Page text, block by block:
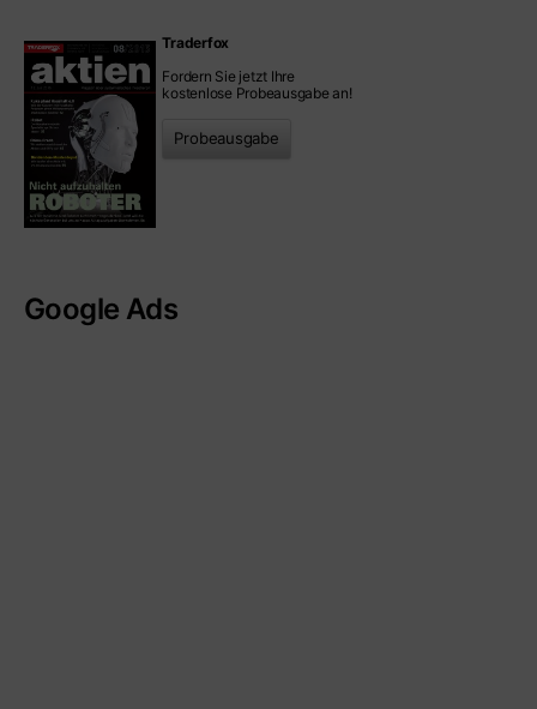
Traderfox
Fordern Sie jetzt Ihre
kostenlose Probeausgabe an!
Probeausgabe
Google Ads